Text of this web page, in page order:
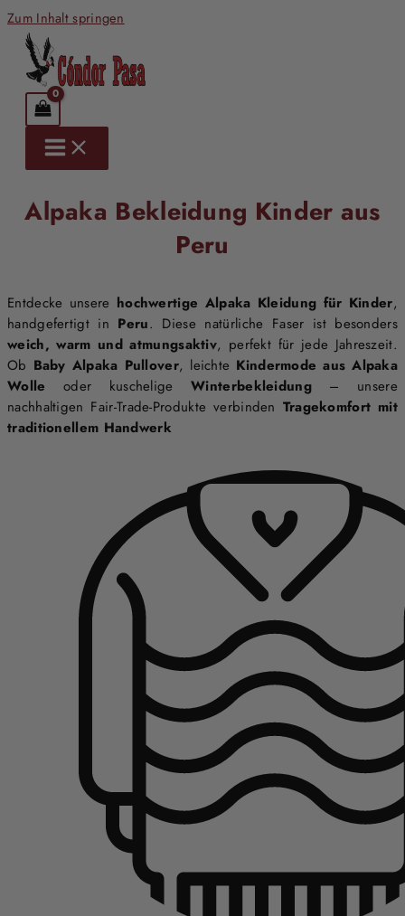
Zum Inhalt springen
Alpaka Bekleidung Kinder aus
Peru
Entdecke unsere hochwertige Alpaka Kleidung für Kinder,
handgefertigt in Peru. Diese natürliche Faser ist besonders
weich, warm und atmungsaktiv, perfekt für jede Jahreszeit.
Ob Baby Alpaka Pullover, leichte Kindermode aus Alpaka
Wolle oder kuscheligeWinterbekleidung– unsere
nachhaltigen Fair-Trade-Produkte verbinden Tragekomfort mit
traditionellem Handwerk